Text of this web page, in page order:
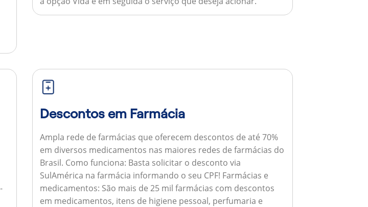
Descontos em Farmácia
Ampla rede de farmácias que oferecem descontos de até 70%
em diversos medicamentos nas maiores redes de farmácias do
Brasil. Como funciona: Basta solicitar o desconto via
SulAmérica na farmácia informando o seu CPF! Farmácias e
medicamentos: São mais de 25 mil farmácias com descontos
em medicamentos, itens de higiene pessoal, perfumaria e